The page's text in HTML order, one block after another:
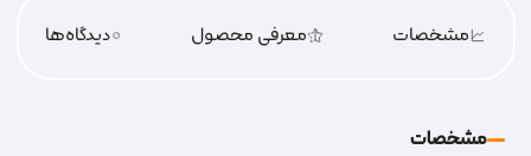
مشخصات معرفی محصول 0دیدگاه‌‌ها
مشخصات